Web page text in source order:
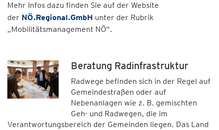
Mehr Infos dazu finden Sie auf der Website
der NÖ.Regional.GmbH unter der Rubrik
„Mobilitätsmanagement NÖ“.
Beratung Radinfrastruktur
Radwege befinden sich in der Regel auf
Gemeindestraßen oder auf
Nebenanlagen wie z. B. gemischten
Geh- und Radwegen, die im
Verantwortungsbereich der Gemeinden liegen. Das Land